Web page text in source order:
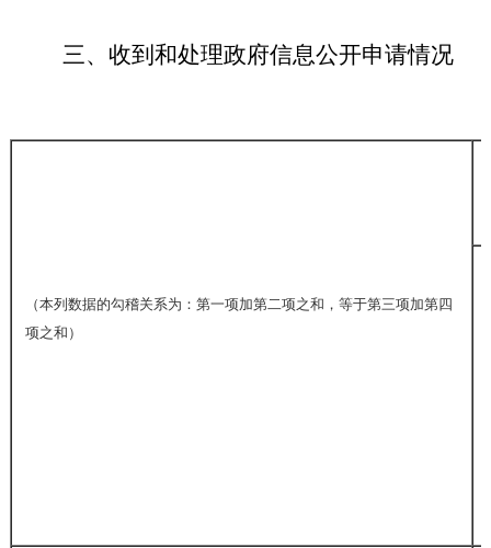
三、收到和处理政府信息公开申请情况
（本列数据的勾稽关系为：第一项加第二项之和，等于第三项加第四
项之和）